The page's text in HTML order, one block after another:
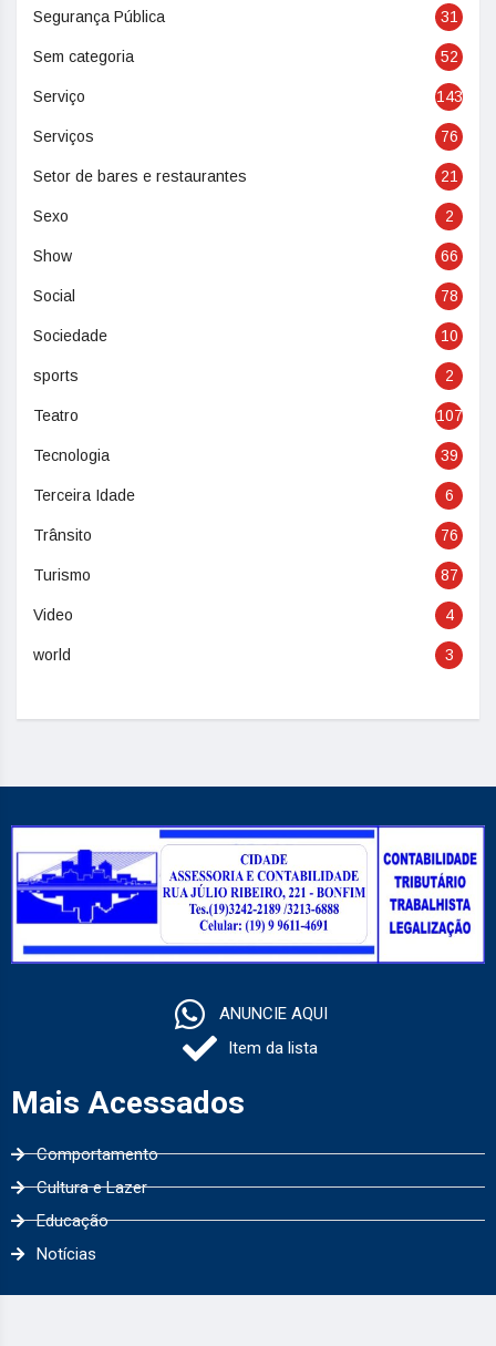
Segurança Pública 31
Sem categoria 52
Serviço 143
Serviços 76
Setor de bares e restaurantes 21
Sexo 2
Show 66
Social 78
Sociedade 10
sports 2
Teatro 107
Tecnologia 39
Terceira Idade 6
Trânsito 76
Turismo 87
Video 4
world 3
ANUNCIE AQUI
Item da lista
Mais Acessados
Comportamento
Cultura e Lazer
Educação
Notícias